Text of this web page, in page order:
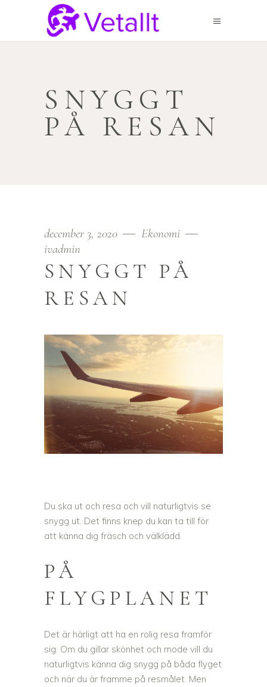
SNYGGT
PÅ RESAN
december 3, 2020
Ekonomi
ivadmin
SNYGGT PÅ
RESAN
Du ska ut och resa och vill naturligtvis se
snygg ut. Det finns knep du kan ta till för
att känna dig fräsch och välklädd.
PÅ
FLYGPLANET
Det är härligt att ha en rolig resa framför
sig. Om du gillar skönhet och mode vill du
naturligtvis känna dig snygg på båda flyget
och när du är framme på resmålet. Men